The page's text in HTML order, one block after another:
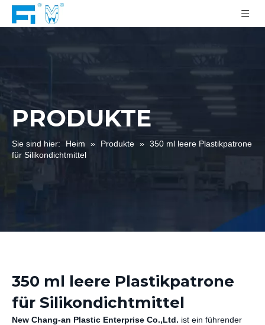
PRODUKTE
Sie sind hier: Heim » Produkte » 350 ml leere Plastikpatrone
für Silikondichtmittel
350 ml leere Plastikpatrone
für Silikondichtmittel
New Chang-an Plastic Enterprise Co.,Ltd. ist ein führender